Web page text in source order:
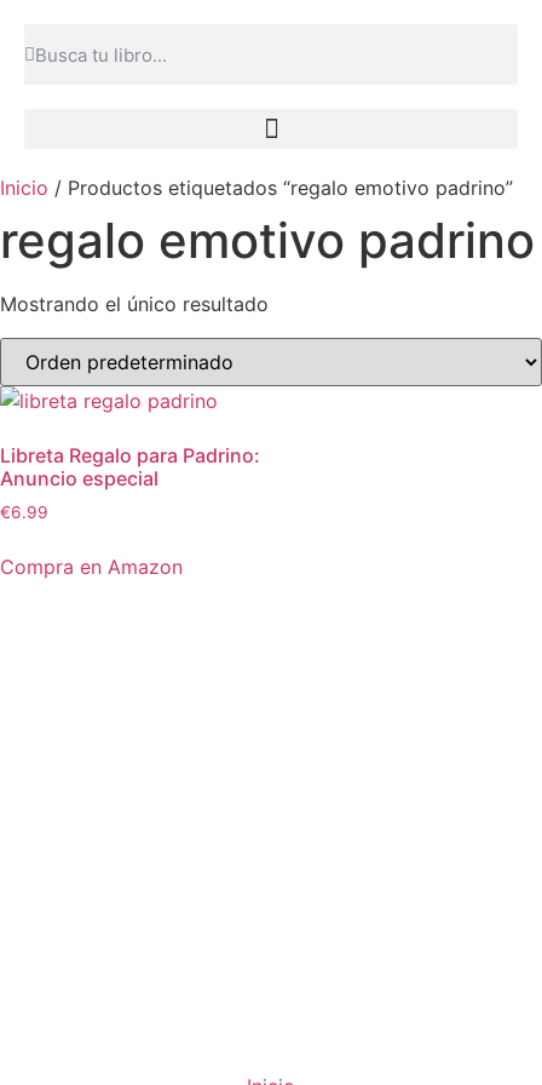
Inicio / Productos etiquetados “regalo emotivo padrino”
regalo emotivo padrino
Mostrando el único resultado
Libreta Regalo para Padrino:
Anuncio especial
€6.99
Compra en Amazon